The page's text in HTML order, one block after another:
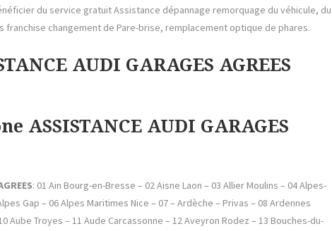
du service gratuit Assistance dépannage remorquage du véhicule, du
franchise changement de Pare-brise, remplacement optique de phares.
AUDI GARAGES AGREES
ASSISTANCE AUDI GARAGES
: 01 Ain Bourg-en-Bresse – 02 Aisne Laon – 03 Allier Moulins – 04 Alpes-
Gap – 06 Alpes Maritimes Nice – 07 – Ardèche – Privas – 08 Ardennes
Aube Troyes – 11 Aude Carcassonne – 12 Aveyron Rodez – 13 Bouches-du-